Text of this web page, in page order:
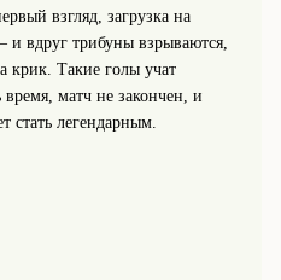
взгляд, загрузка на
вдруг трибуны взрываются,
крик. Такие голы учат
время, матч не закончен, и
стать легендарным.